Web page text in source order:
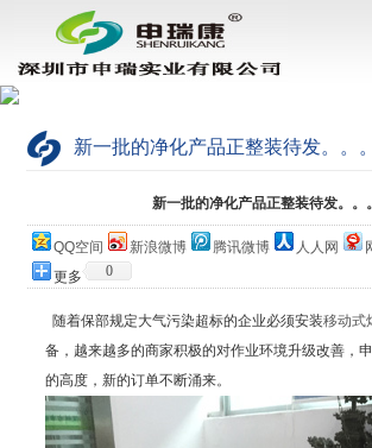
新一批的净化产品正整装待发。。。
新一批的净化产品正整装待发。。。
QQ空间 新浪微博 腾讯微博 人人网
更多
0
随着保部规定大气污染超标的企业必须安装移动式
备，越来越多的商家积极的对作业环境升级改善，
的高度，新的订单不断涌来。